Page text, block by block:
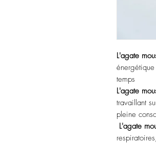
L'agate
temps
L'agate
travaillant
pleine
L'agate